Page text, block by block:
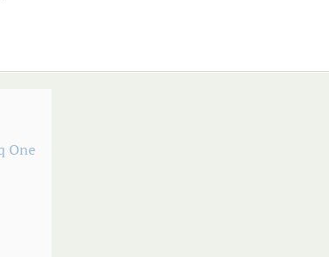
One